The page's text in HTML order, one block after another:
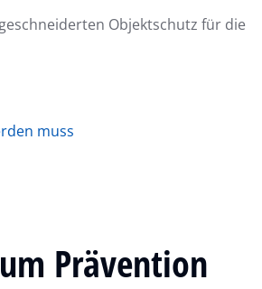
Objektschutz für die
muss
Prävention